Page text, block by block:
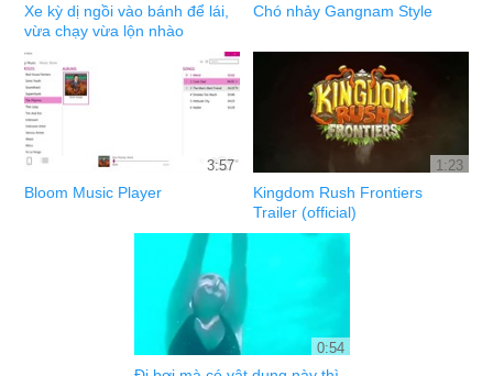
Xe kỳ dị ngồi vào bánh để lái,
vừa chạy vừa lộn nhào
Chó nhảy Gangnam Style
3:57
Bloom Music Player
1:23
Kingdom Rush Frontiers
Trailer (official)
0:54